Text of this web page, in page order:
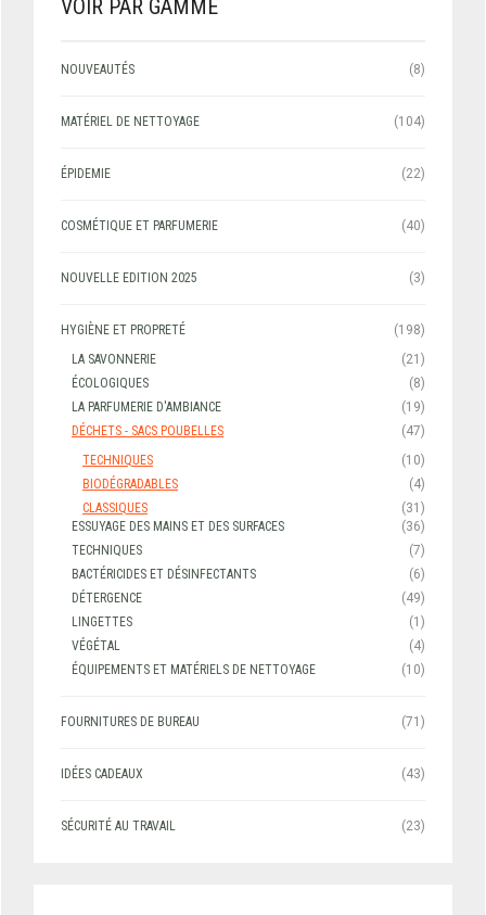
VOIR PAR GAMME
NOUVEAUTÉS (8)
MATÉRIEL DE NETTOYAGE (104)
ÉPIDEMIE (22)
COSMÉTIQUE ET PARFUMERIE (40)
NOUVELLE EDITION 2025 (3)
HYGIÈNE ET PROPRETÉ
(198)
LA SAVONNERIE
(21)
ÉCOLOGIQUES
(8)
LA PARFUMERIE D'AMBIANCE
(19)
DÉCHETS - SACS POUBELLES
(47)
TECHNIQUES
(10)
BIODÉGRADABLES
(4)
CLASSIQUES
(31)
ESSUYAGE DES MAINS ET DES SURFACES
(36)
TECHNIQUES
(7)
BACTÉRICIDES ET DÉSINFECTANTS
(6)
DÉTERGENCE
(49)
LINGETTES
(1)
VÉGÉTAL
(4)
ÉQUIPEMENTS ET MATÉRIELS DE NETTOYAGE
(10)
FOURNITURES DE BUREAU (71)
IDÉES CADEAUX (43)
SÉCURITÉ AU TRAVAIL (23)